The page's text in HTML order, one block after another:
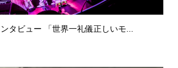
タビュー 「世界一礼儀正しいモ...